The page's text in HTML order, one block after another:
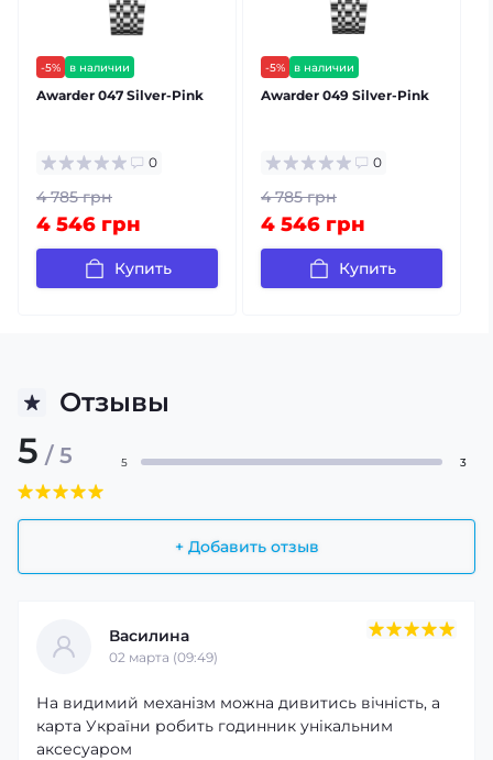
-5%
в наличии
бесплатная доставка
Awarder 047 Silver-Pink
0
4 785 грн
4 546 грн
Купить
-5%
в наличии
бесплатная доставка
Awarder 049 Silver-Pink
0
4 785 грн
4 546 грн
Купить
Отзывы
5 / 5
+ Добавить отзыв
5 3
Василина
02 марта (09:49)
На видимий механізм можна дивитись вічність, а
карта України робить годинник унікальним
аксесуаром